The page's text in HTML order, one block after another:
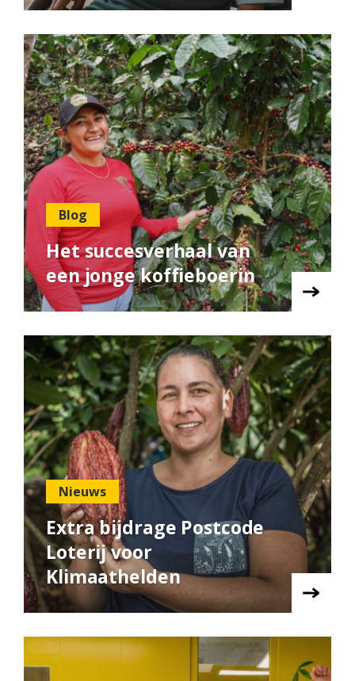
Blog
Het succesverhaal van
een jonge koffieboerin
Nieuws
Extra bijdrage Postcode
Loterij voor
Klimaathelden